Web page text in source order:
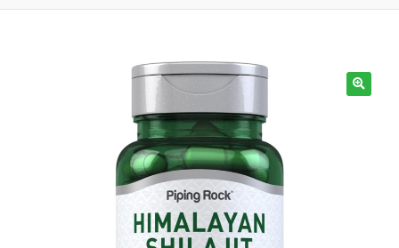
Carrito
Términos y Condiciones